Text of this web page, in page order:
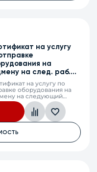
на услугу
на
на след. раб.
MES2310-12XU, 3 г.
на услугу по
оборудования на
на следующий
день (next business
shipping) в случае выхода
оборудования,
12XU, 3 календарных